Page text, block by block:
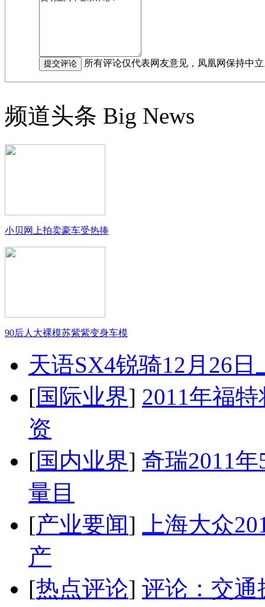
所有评论仅代表网友意见，凤凰网保持中
频道头条 Big News
小贝网上拍卖豪车受热捧
90后人大裸模苏紫紫变身车模
天语SX4锐骑12月26
[国际业界] 2011年福
资
[国内业界] 奇瑞2011
量目
[产业要闻]
上海大众
产
[热点评论] 评论：交通